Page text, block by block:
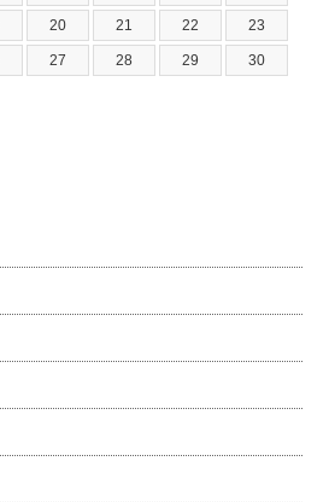
20 21 22 23
27 28 29 30